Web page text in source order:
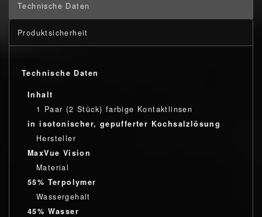
Technische Daten
Produktsicherheit
Technische Daten
Inhalt
1 Paar (2 Stück) farbige Kontaktlinsen
in isotonischer, gepufferter Kochsalzlösung
Hersteller
MaxVue Vision
Material
55% Terpolymer
Wassergehalt
45% Wasser